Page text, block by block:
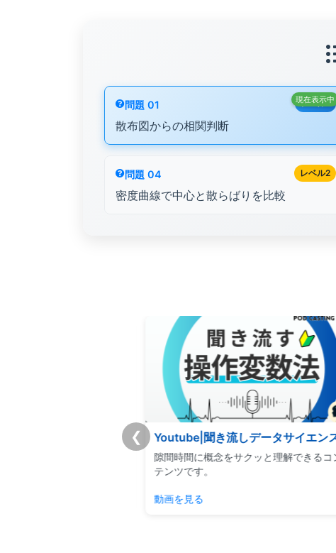
レベル1
問題 01
散布図からの相関判断
現在表示中
レベル2
問題 04
密度曲線で中心と散らばりを比較
❮ Youtube|聞き流しデータサイエン
隙間時間に概念をサクッと理解できるコ
テンツです。
動画を見る